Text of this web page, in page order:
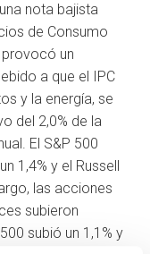
nota bajista
de Consumo
un
a que el IPC
y la energía, se
del 2,0% de la
El S&P 500
1,4% y el Russell
las acciones
subieron
subió un 1,1% y